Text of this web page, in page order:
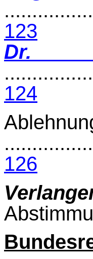
123
Dr.
124
126